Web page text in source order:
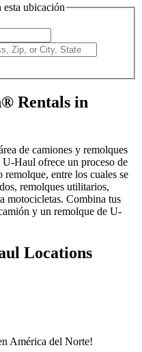
esta ubicación
Rentals in
de camiones y remolques
U-Haul ofrece un proceso de
entre los cuales se
remolques utilitarios,
motocicletas. Combina tus
y un remolque de U-
Locations
América del Norte!